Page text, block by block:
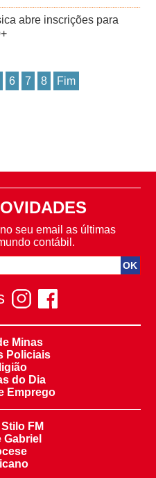
abre inscrições para
6 7 8 Fim
seu email as últimas
contábil.
Minas
Policiais
do Dia
Emprego
FM
Gabriel